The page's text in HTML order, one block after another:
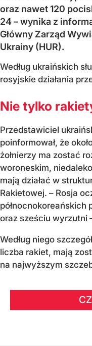
oraz nawet 120
24 – wynika z
Główny Zarząd
Ukrainy (HUR).
Według ukraińskich
rosyjskie działania
Nie tylko
Przedstawiciel
poinformował, że
żołnierzy ma zostać
woroneskim,
mają działać w
Rakietowej. – Rosja
oraz sześciu wyrzutni
Według niego
liczba rakiet, mają
na najwyższym